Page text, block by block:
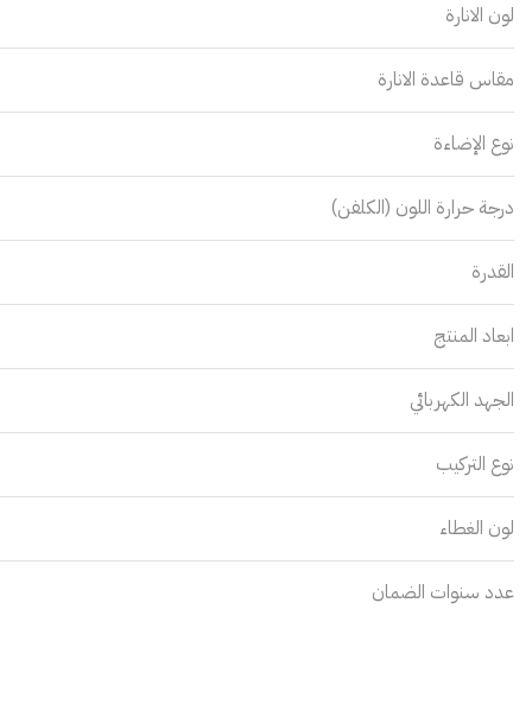
لون الانارة
مقاس قاعدة الانارة
نوع الإضاءة
درجة حرارة اللون (الكلفن)
القدرة
ابعاد المنتج
الجهد الكهربائي
نوع التركيب
لون الغطاء
عدد سنوات الضمان